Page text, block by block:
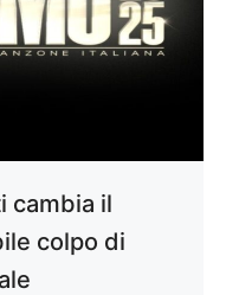
cambia il
colpo di